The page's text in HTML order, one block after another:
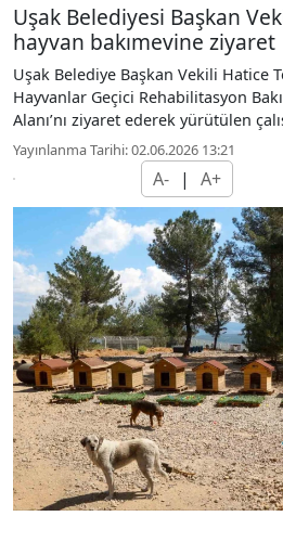
Uşak Belediyesi Başkan
hayvan bakımevine ziyaret
Uşak Belediye Başkan Vekili Hatice
Hayvanlar Geçici Rehabilitasyon
Alanı’nı ziyaret ederek yürütülen
Yayınlanma Tarihi: 02.06.2026 13:21
A- | A+